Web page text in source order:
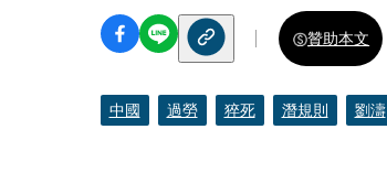
贊助本文
中國 過勞 猝死 潛規則 劉濤